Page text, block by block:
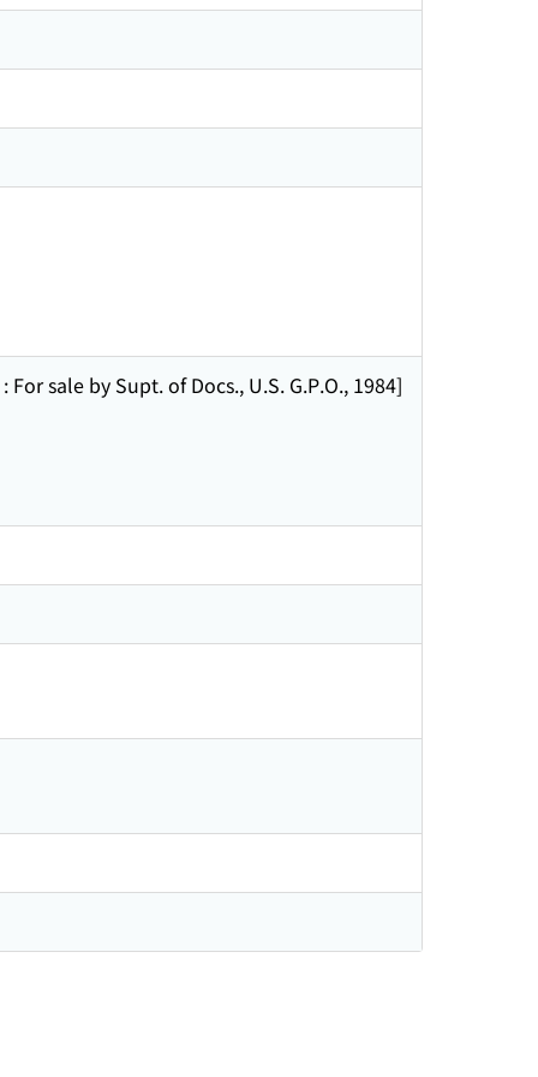
sale by Supt. of Docs., U.S. G.P.O., 1984]